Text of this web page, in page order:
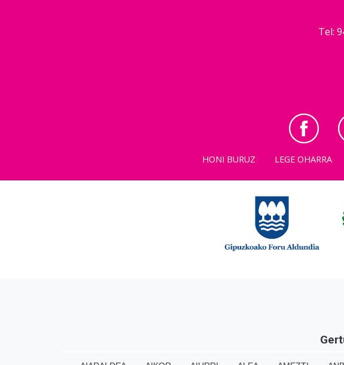
Tel:
HONI BURUZ LEGE OHARRA